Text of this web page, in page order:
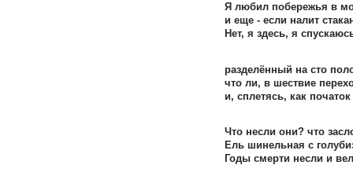
Я любил побережья в
и еще - если налит
Нет, я здесь, я
разделённый на сто
что ли, в шествие
и, сплетясь, как
Что несли они? что
Ель шинельная с
Годы смерти несли и